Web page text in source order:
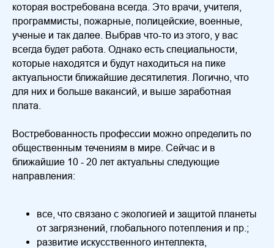
которая востребована всегда. Это врачи, учителя,
программисты, пожарные, полицейские, военные,
ученые и так далее. Выбрав что-то из этого, у вас
всегда будет работа. Однако есть специальности,
которые находятся и будут находиться на пике
актуальности ближайшие десятилетия. Логично, что
для них и больше вакансий, и выше заработная
плата.
Востребованность профессии можно определить по
общественным течениям в мире. Сейчас и в
ближайшие 10 - 20 лет актуальны следующие
направления:
все, что связано с экологией и защитой планеты
от загрязнений, глобального потепления и пр.;
развитие искусственного интеллекта,